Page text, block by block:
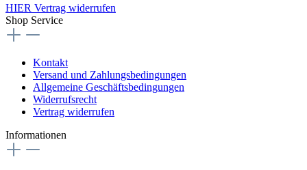
HIER Vertrag widerrufen
Shop Service
Kontakt
Versand und Zahlungsbedingungen
Allgemeine Geschäftsbedingungen
Widerrufsrecht
Vertrag widerrufen
Informationen